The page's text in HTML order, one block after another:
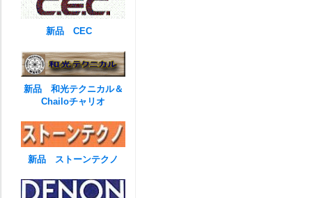
新品 CEC
新品 和光テクニカル＆
Chailoチャリオ
新品 ストーンテクノ